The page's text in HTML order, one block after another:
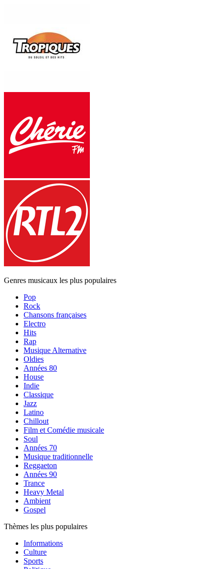
Genres musicaux les plus populaires
Pop
Rock
Chansons françaises
Electro
Hits
Rap
Musique Alternative
Oldies
Années 80
House
Indie
Classique
Jazz
Latino
Chillout
Film et Comédie musicale
Soul
Années 70
Musique traditionnelle
Reggaeton
Années 90
Trance
Heavy Metal
Ambient
Gospel
Thèmes les plus populaires
Informations
Culture
Sports